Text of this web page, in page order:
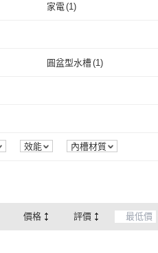
家電 (1)
圓盆型水槽(1)
效能 內槽材質
價格 評價